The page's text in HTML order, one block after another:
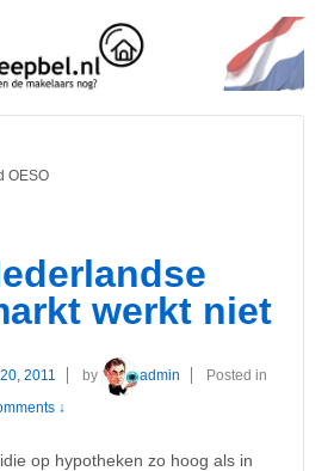
OESO
werkt niet
2011 by admin
Posted in
↓
op hypotheken zo hoog als in